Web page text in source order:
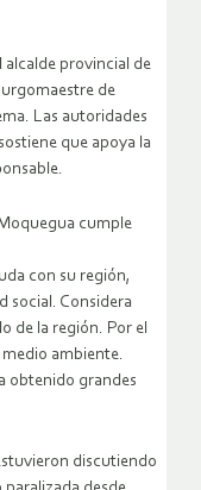
alcalde provincial de
de
Las autoridades
que apoya la
cumple
con su región,
social. Considera
de la región. Por el
ambiente.
obtenido grandes
discutiendo